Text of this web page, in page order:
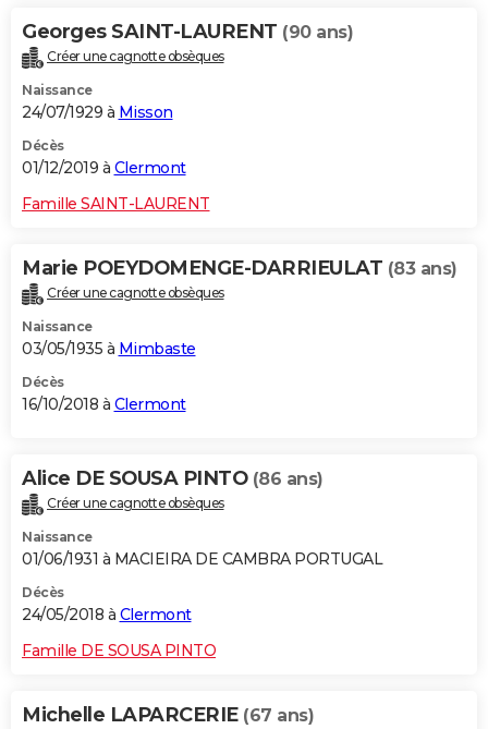
Georges SAINT-LAURENT (90 ans)
Créer une cagnotte obsèques
Naissance
24/07/1929 à Misson
Décès
01/12/2019 à Clermont
Famille SAINT-LAURENT
Marie POEYDOMENGE-DARRIEULAT (83 ans)
Créer une cagnotte obsèques
Naissance
03/05/1935 à Mimbaste
Décès
16/10/2018 à Clermont
Alice DE SOUSA PINTO (86 ans)
Créer une cagnotte obsèques
Naissance
01/06/1931 à MACIEIRA DE CAMBRA PORTUGAL
Décès
24/05/2018 à Clermont
Famille DE SOUSA PINTO
Michelle LAPARCERIE (67 ans)